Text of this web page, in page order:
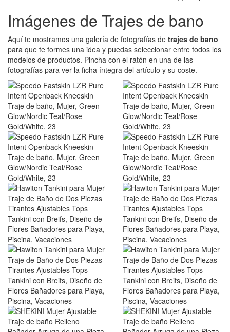
Imágenes de Trajes de bano
Aquí te mostramos una galería de fotografías de trajes de bano
para que te formes una idea y puedas seleccionar entre todos los
modelos de productos. Pincha con el ratón en una de las
fotografías para ver la ficha íntegra del artículo y su coste.